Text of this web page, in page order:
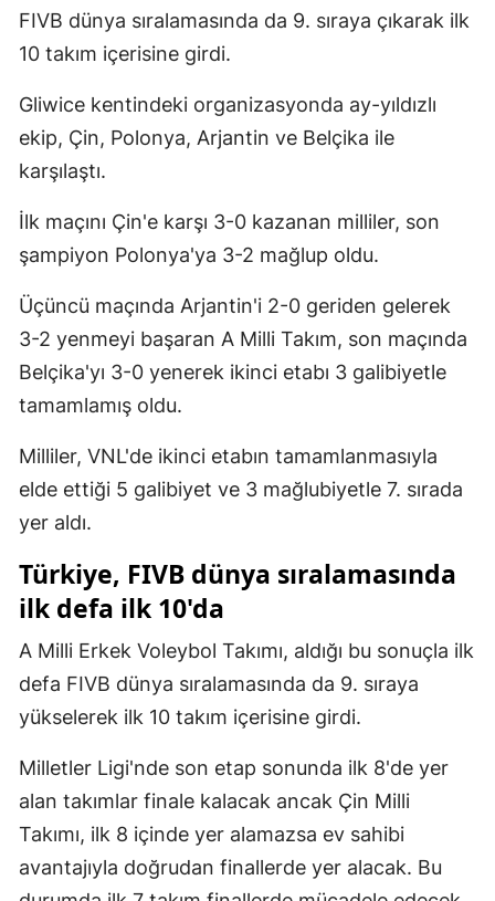
Erzincan
Eskişehir
Giresun
Gümüşhane
Hakkari
Hatay
Isparta
İstanbul
Kars
Kayseri
Kırklareli
Kocaeli
Konya
Kütahya
FIVB dünya sıralamasında da 9. sıraya çıkarak ilk
10 takım içerisine girdi.
Gliwice kentindeki organizasyonda ay-yıldızlı
ekip, Çin, Polonya, Arjantin ve Belçika ile
karşılaştı.
İlk maçını Çin'e karşı 3-0 kazanan milliler, son
şampiyon Polonya'ya 3-2 mağlup oldu.
Üçüncü maçında Arjantin'i 2-0 geriden gelerek
3-2 yenmeyi başaran A Milli Takım, son maçında
Belçika'yı 3-0 yenerek ikinci etabı 3 galibiyetle
tamamlamış oldu.
Milliler, VNL'de ikinci etabın tamamlanmasıyla
elde ettiği 5 galibiyet ve 3 mağlubiyetle 7. sırada
yer aldı.
Türkiye, FIVB dünya sıralamasında
ilk defa ilk 10'da
A Milli Erkek Voleybol Takımı, aldığı bu sonuçla ilk
defa FIVB dünya sıralamasında da 9. sıraya
yükselerek ilk 10 takım içerisine girdi.
Milletler Ligi'nde son etap sonunda ilk 8'de yer
alan takımlar finale kalacak ancak Çin Milli
Takımı, ilk 8 içinde yer alamazsa ev sahibi
avantajıyla doğrudan finallerde yer alacak. Bu